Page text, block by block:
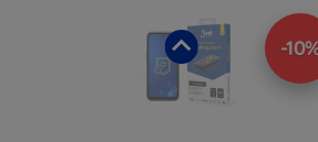
-